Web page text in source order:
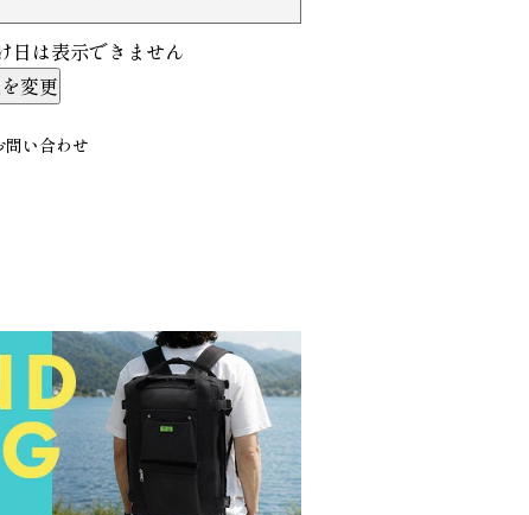
日は表示できません
変更
問い合わせ